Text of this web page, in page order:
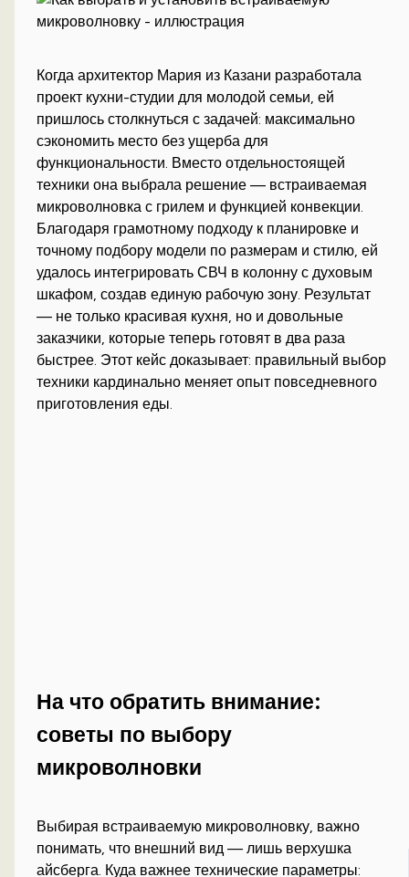
Когда архитектор Мария из Казани разработала
проект кухни-студии для молодой семьи, ей
пришлось столкнуться с задачей: максимально
сэкономить место без ущерба для
функциональности. Вместо отдельностоящей
техники она выбрала решение — встраиваемая
микроволновка с грилем и функцией конвекции.
Благодаря грамотному подходу к планировке и
точному подбору модели по размерам и стилю, ей
удалось интегрировать СВЧ в колонну с духовым
шкафом, создав единую рабочую зону. Результат
— не только красивая кухня, но и довольные
заказчики, которые теперь готовят в два раза
быстрее. Этот кейс доказывает: правильный выбор
техники кардинально меняет опыт повседневного
приготовления еды.
На что обратить внимание:
советы по выбору
микроволновки
Выбирая встраиваемую микроволновку, важно
понимать, что внешний вид — лишь верхушка
айсберга. Куда важнее технические параметры: